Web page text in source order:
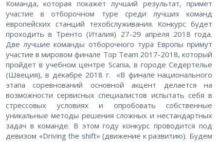
Команда, которая покажет лучший результат, примет
участие в отборочном туре среди лучших команд
европейских станций техобслуживания. Конкурс будет
проходить в Тренто (Италия) 27-29 апреля 2018 года.
Две лучшие команды отборочного тура Европы примут
участие в мировом финале Top Team 2017-2018, который
пройдет в учебном центре Scania, в городе Седертелье
(Швеция), в декабре 2018 г. «В финале национального
этапа соревнований основной акцент делается на
возможности сервисных специалистов испытать себя в
стрессовых условиях и опробовать собственные
уникальные методы решения сложных и нестандартных
задач в команде. В этом году конкурс проводится под
девизом «Driving the shift» (движение к развитию). Будем